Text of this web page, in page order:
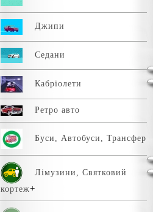
Джипи
Седани
Кабріолети
Ретро авто
Буси, Автобуси, Трансфер
Лімузини, Святковий
кортеж